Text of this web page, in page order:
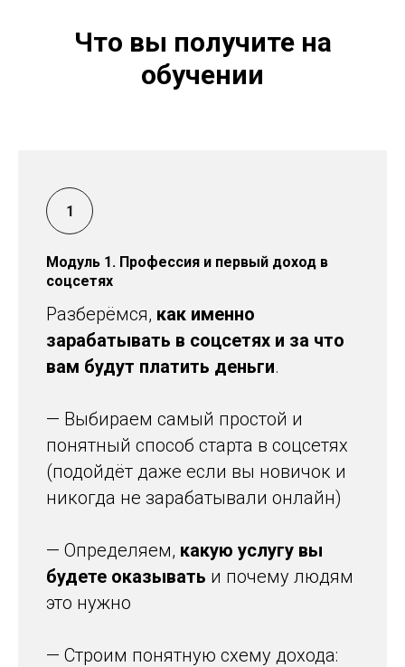
Что вы получите на
обучении
Модуль 1. Профессия и первый доход в
соцсетях
Разберёмся, как именно
зарабатывать в соцсетях и за что
вам будут платить деньги.
— Выбираем самый простой и
понятный способ старта в соцсетях
(подойдёт даже если вы новичок и
никогда не зарабатывали онлайн)
— Определяем, какую услугу вы
будете оказывать и почему людям
это нужно
— Строим понятную схему дохода: